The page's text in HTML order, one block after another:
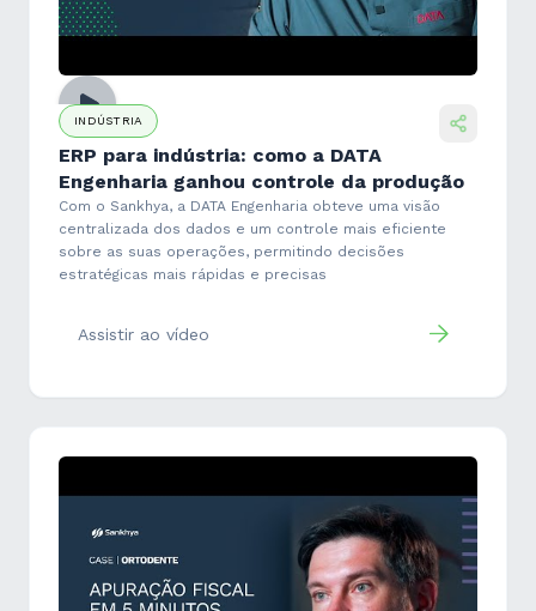
INDÚSTRIA
ERP para indústria: como a DATA
Engenharia ganhou controle da produção
Com o Sankhya, a DATA Engenharia obteve uma visão
centralizada dos dados e um controle mais eficiente
sobre as suas operações, permitindo decisões
estratégicas mais rápidas e precisas
Assistir ao vídeo